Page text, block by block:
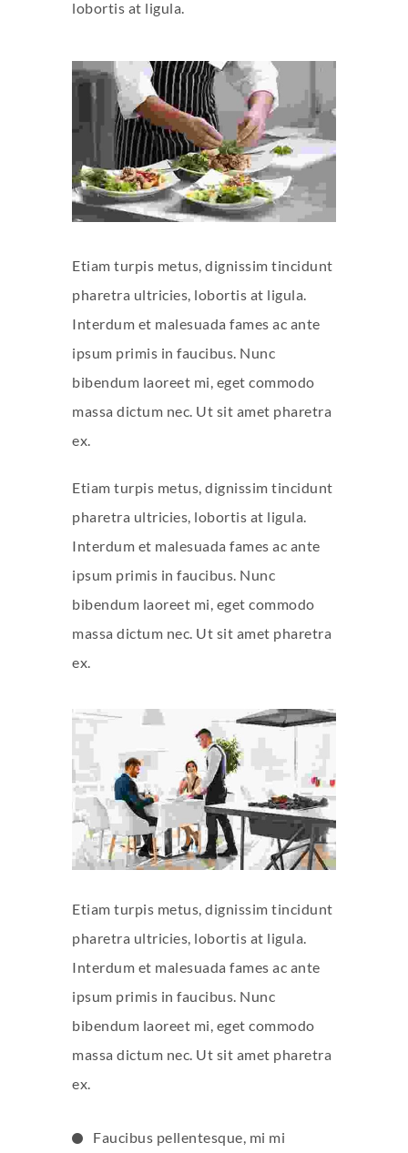
lobortis at ligula.
Etiam turpis metus, dignissim tincidunt
pharetra ultricies, lobortis at ligula.
Interdum et malesuada fames ac ante
ipsum primis in faucibus. Nunc
bibendum laoreet mi, eget commodo
massa dictum nec. Ut sit amet pharetra
ex.
Etiam turpis metus, dignissim tincidunt
pharetra ultricies, lobortis at ligula.
Interdum et malesuada fames ac ante
ipsum primis in faucibus. Nunc
bibendum laoreet mi, eget commodo
massa dictum nec. Ut sit amet pharetra
ex.
Etiam turpis metus, dignissim tincidunt
pharetra ultricies, lobortis at ligula.
Interdum et malesuada fames ac ante
ipsum primis in faucibus. Nunc
bibendum laoreet mi, eget commodo
massa dictum nec. Ut sit amet pharetra
ex.
Faucibus pellentesque, mi mi